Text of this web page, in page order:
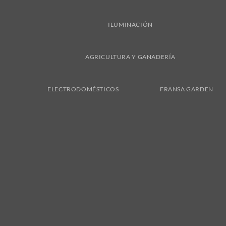
ILUMINACIÓN
AGRICULTURA Y GANADERÍA
ELECTRODOMÉSTICOS FRANSA GARDEN